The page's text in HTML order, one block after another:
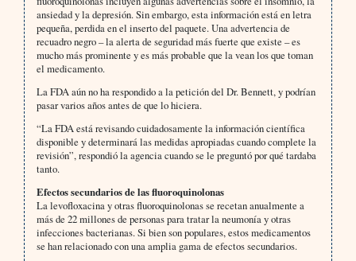
ansiedad y la depresión. Sin embargo, esta información está en letra
pequeña, perdida en el inserto del paquete. Una advertencia de
recuadro negro – la alerta de seguridad más fuerte que existe – es
mucho más prominente y es más probable que la vean los que toman
el medicamento.
La FDA aún no ha respondido a la petición del Dr. Bennett, y podrían
pasar varios años antes de que lo hiciera.
“La FDA está revisando cuidadosamente la información científica
disponible y determinará las medidas apropiadas cuando complete la
revisión”, respondió la agencia cuando se le preguntó por qué tardaba
tanto.
Efectos secundarios de las fluoroquinolonas
La levofloxacina y otras fluoroquinolonas se recetan anualmente a
más de 22 millones de personas para tratar la neumonía y otras
infecciones bacterianas. Si bien son populares, estos medicamentos
se han relacionado con una amplia gama de efectos secundarios.